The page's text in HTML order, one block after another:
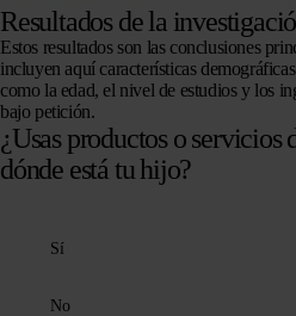
Resultados de la
Estos resultados son las conclusiones
incluyen aquí características
como la edad, el nivel de estudios y los
bajo petición.
¿Usas productos o servicios
dónde está tu hijo?
Sí
No